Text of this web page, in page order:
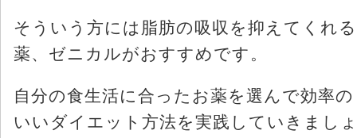
そういう方には脂肪の吸収を抑えてくれる
薬、ゼニカルがおすすめです。
自分の食生活に合ったお薬を選んで効率の
いいダイエット方法を実践していきまし